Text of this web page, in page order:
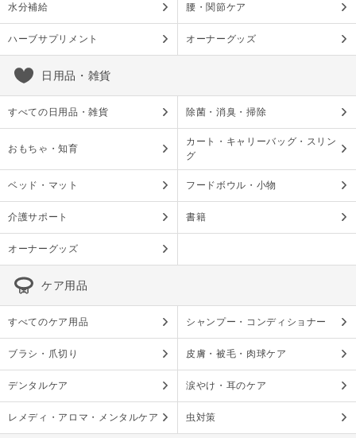
水分補給 腰・関節ケア
ハーブサプリメント オーナーグッズ
日用品・雑貨
すべての日用品・雑貨 除菌・消臭・掃除
おもちゃ・知育
カート・キャリーバッグ・スリン
グ
ベッド・マット フードボウル・小物
介護サポート 書籍
オーナーグッズ
ケア用品
すべてのケア用品 シャンプー・コンディショナー
ブラシ・爪切り 皮膚・被毛・肉球ケア
デンタルケア 涙やけ・耳のケア
レメディ・アロマ・メンタルケア 虫対策